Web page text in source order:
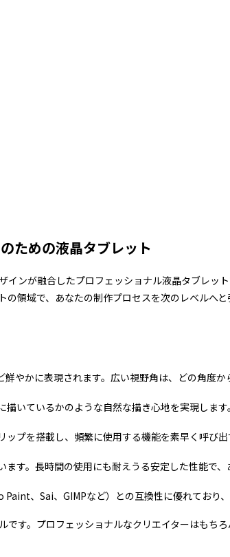
ための液晶タブレット
ンが融合したプロフェッショナル液晶タブレット
領域で、あなたの制作プロセスを次のレベルへと
やかに表現されます。広い視野角は、どの角度か
いているかのような自然な描き心地を実現します
プを搭載し、頻繁に使用する機能を素早く呼び
す。長時間の使用にも耐えうる安定した性能で、
、Sai、GIMPなど）との互換性に優れており
す。プロフェッショナルなクリエイターはもち